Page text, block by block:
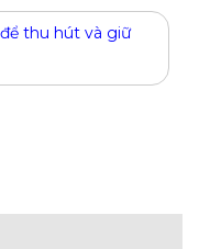
thu hút và giữ